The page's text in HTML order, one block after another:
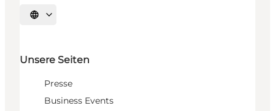
Sprache auswählen
Unsere Seiten
Presse
Business Events